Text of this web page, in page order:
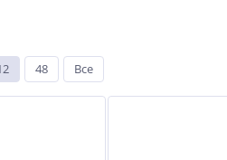
48 Все